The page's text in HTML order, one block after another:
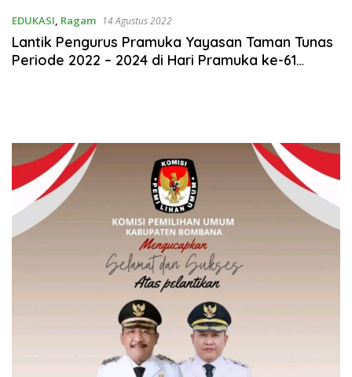
EDUKASI, Ragam 14 Agustus 2022
Lantik Pengurus Pramuka Yayasan Taman Tunas
Periode 2022 – 2024 di Hari Pramuka ke-61